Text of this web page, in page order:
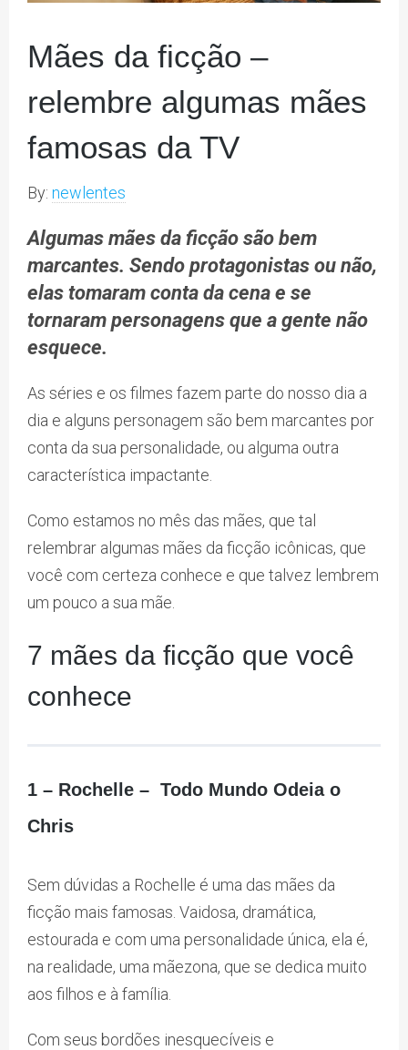
Mães da ficção –
relembre algumas mães
famosas da TV
By: newlentes
Algumas mães da ficção são bem
marcantes. Sendo protagonistas ou não,
elas tomaram conta da cena e se
tornaram personagens que a gente não
esquece.
As séries e os filmes fazem parte do nosso dia a
dia e alguns personagem são bem marcantes por
conta da sua personalidade, ou alguma outra
característica impactante.
Como estamos no mês das mães, que tal
relembrar algumas mães da ficção icônicas, que
você com certeza conhece e que talvez lembrem
um pouco a sua mãe.
7 mães da ficção que você
conhece
1 – Rochelle – Todo Mundo Odeia o
Chris
Sem dúvidas a Rochelle é uma das mães da
ficção mais famosas. Vaidosa, dramática,
estourada e com uma personalidade única, ela é,
na realidade, uma mãezona, que se dedica muito
aos filhos e à família.
Com seus bordões inesquecíveis e